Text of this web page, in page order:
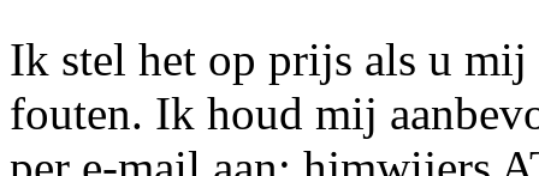
Ik stel het op prijs als u mij
fouten. Ik houd mij